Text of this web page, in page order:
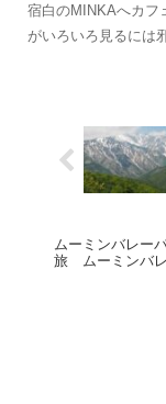
宿白のMINKAへカフ
がいろいろ見るには
ムーミンバレー
旅 ムーミンバ